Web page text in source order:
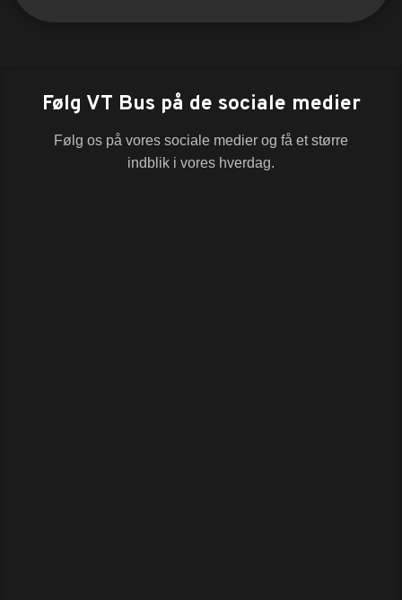
Følg VT Bus på de sociale medier
Følg os på vores sociale medier og få et større
indblik i vores hverdag.